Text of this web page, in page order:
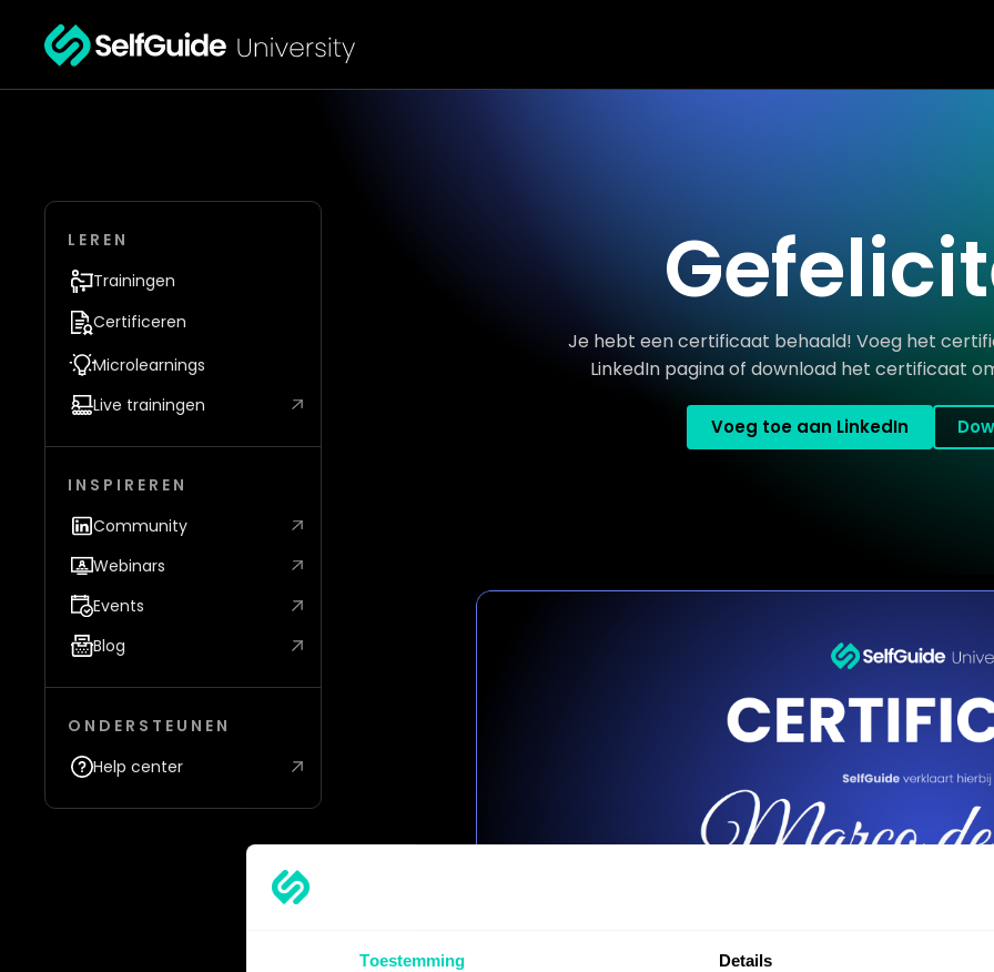
Toestemming Details
LEREN
Trainingen
Certificeren
Microlearnings
Live trainingen
INSPIREREN
Community
Webinars
Events
Blog
ONDERSTEUNEN
Help center
Je hebt een certificaat behaald! Voeg het
LinkedIn pagina of download het certificaat
Voeg toe aan LinkedIn